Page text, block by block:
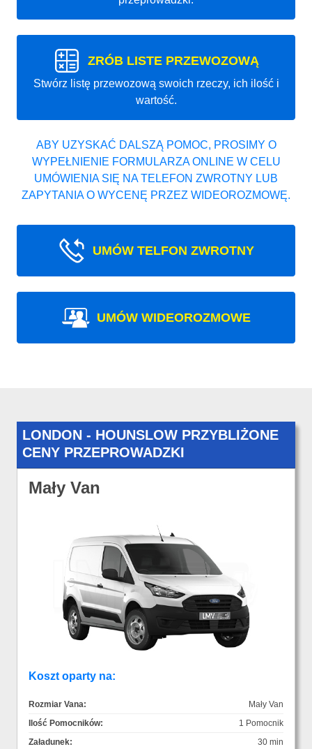
ZRÓB LISTE PRZEWOZOWĄ
Stwórz listę przewozową swoich rzeczy, ich ilość i
wartość.
ABY UZYSKAĆ DALSZĄ POMOC, PROSIMY O
WYPEŁNIENIE FORMULARZA ONLINE W CELU
UMÓWIENIA SIĘ NA TELEFON ZWROTNY LUB
ZAPYTANIA O WYCENĘ PRZEZ WIDEOROZMOWĘ.
UMÓW TELFON ZWROTNY
UMÓW WIDEOROZMOWE
LONDON - HOUNSLOW PRZYBLIŻONE
CENY PRZEPROWADZKI
Mały Van
Koszt oparty na:
Rozmiar Vana:
Mały Van
Ilość Pomocników:
1 Pomocnik
Załadunek:
30 min